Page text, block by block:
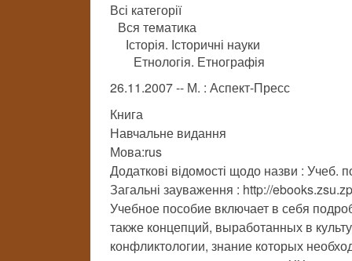
Всі категорії
Вся тематика
Історія. Історичні науки
Етнологія. Етнографія
26.11.2007 -- М. : Аспект-Пресс
Книга
Навчальне видання
Мова:rus
Додаткові відомості щодо назви : Учеб.
Загальні зауваження : http://
Учебное пособие включает в себя
также концепций, выработанных в
конфликтологии, знание которых